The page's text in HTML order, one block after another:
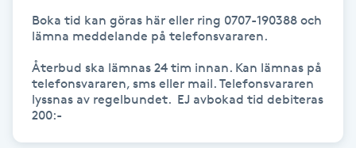
Gua Sha-massage
Boka tid kan göras här eller ring 0707-190388 och
lämna meddelande på telefonsvararen.
Återbud ska lämnas 24 tim innan. Kan lämnas på
telefonsvararen, sms eller mail. Telefonsvararen
lyssnas av regelbundet.  EJ avbokad tid debiteras
200:-